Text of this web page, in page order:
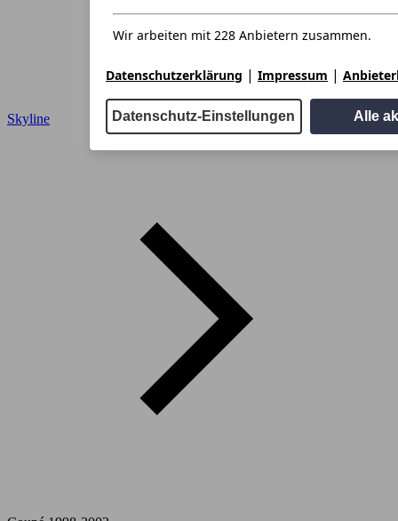
Wir arbeiten mit 228 Anbietern zusammen.
Datenschutzerklärung | Impressum |
Datenschutz-Einstellungen Alle
Skyline